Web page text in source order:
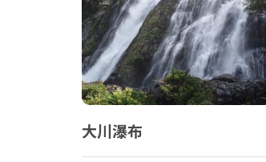
大川瀑布